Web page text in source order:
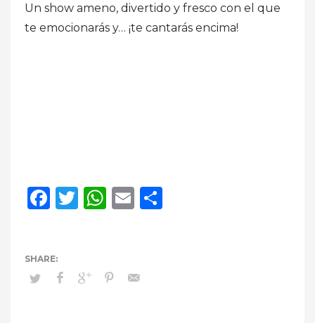
Un show ameno, divertido y fresco con el que
te emocionarás y… ¡te cantarás encima!
Facebook
Twitter
WhatsApp
Email